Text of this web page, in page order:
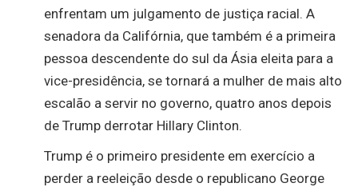
enfrentam um julgamento de justiça racial. A
senadora da Califórnia, que também é a primeira
pessoa descendente do sul da Ásia eleita para a
vice-presidência, se tornará a mulher de mais alto
escalão a servir no governo, quatro anos depois
de Trump derrotar Hillary Clinton.
Trump é o primeiro presidente em exercício a
perder a reeleição desde o republicano George